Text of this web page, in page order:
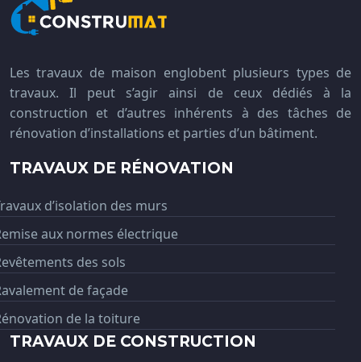
Les travaux de maison englobent plusieurs types de
travaux. Il peut s’agir ainsi de ceux dédiés à la
construction et d’autres inhérents à des tâches de
rénovation d’installations et parties d’un bâtiment.
TRAVAUX DE RÉNOVATION
d’isolation des murs
aux normes électrique
des sols
de façade
de la toiture
TRAVAUX DE CONSTRUCTION